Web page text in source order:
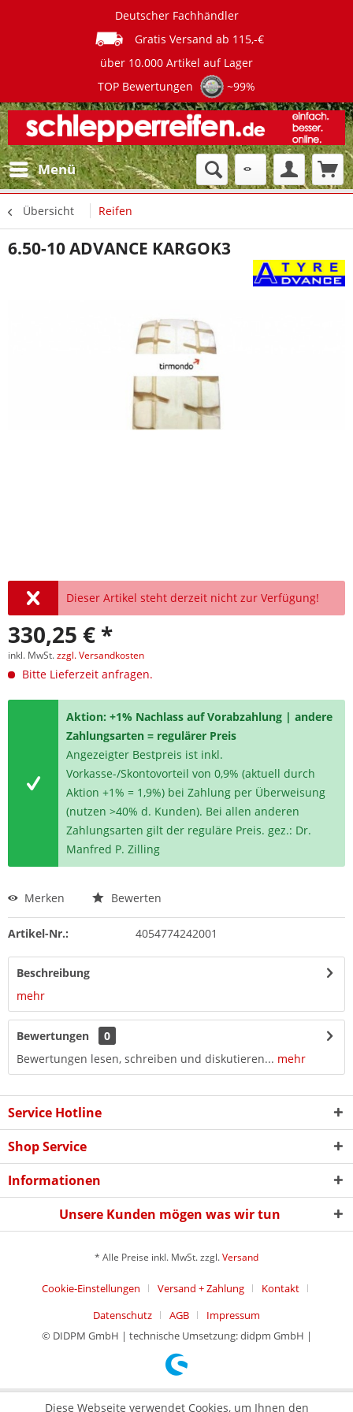
Deutscher Fachhändler
Gratis Versand ab 115,-€
über 10.000 Artikel auf Lager
TOP Bewertungen
~99%
Menü
Übersicht Reifen
6.50-10 ADVANCE KARGOK3
Dieser Artikel steht derzeit nicht zur Verfügung!
330,25 € *
inkl. MwSt.zzgl. Versandkosten
Bitte Lieferzeit anfragen.
Aktion: +1% Nachlass auf Vorabzahlung | andere
Zahlungsarten = regulärer Preis
Angezeigter Bestpreis ist inkl.
Vorkasse-/Skontovorteil von 0,9% (aktuell durch
Aktion +1% = 1,9%) bei Zahlung per Überweisung
(nutzen >40% d. Kunden). Bei allen anderen
Zahlungsarten gilt der reguläre Preis. gez.: Dr.
Manfred P. Zilling
Merken Bewerten
Artikel-Nr.: 4054774242001
Beschreibung
mehr
Bewertungen
0
Bewertungen lesen, schreiben und diskutieren... mehr
Service Hotline
Shop Service
Informationen
Unsere Kunden mögen was wir tun
* Alle Preise inkl. MwSt. zzgl.Versand
Cookie-Einstellungen Versand + Zahlung
Kontakt
Datenschutz
AGB
Impressum
© DIDPM GmbH | technische Umsetzung: didpm GmbH |
Diese Webseite verwendet Cookies, um Ihnen den